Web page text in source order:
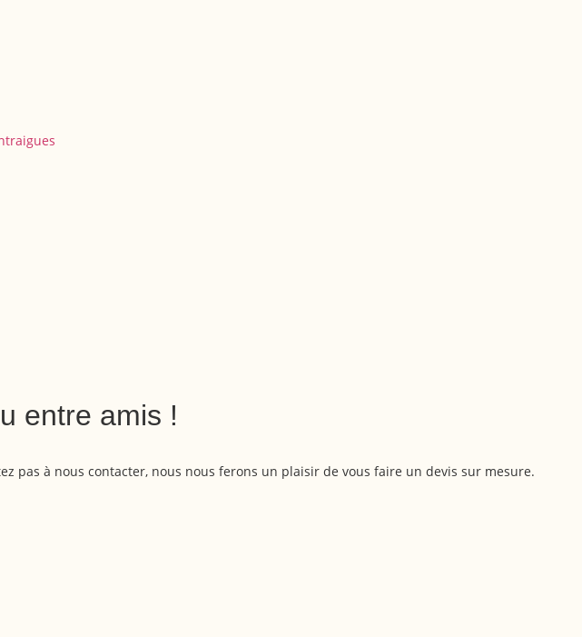
entre amis !
pas à nous contacter, nous nous ferons un plaisir de vous faire un devis sur mesure.